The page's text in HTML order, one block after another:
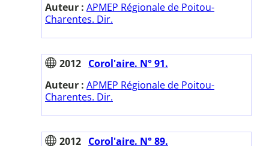
Auteur : APMEP Régionale de Poitou-
Charentes. Dir.
2012 Corol'aire. N° 91.
Auteur : APMEP Régionale de Poitou-
Charentes. Dir.
2012 Corol'aire. N° 89.